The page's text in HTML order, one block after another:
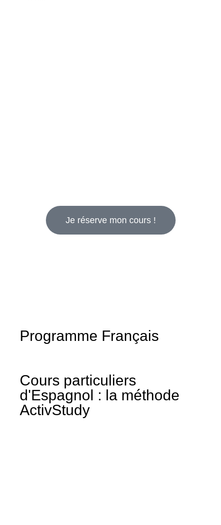
Je réserve mon cours !
Programme Français
Cours particuliers
d'Espagnol : la méthode
ActivStudy